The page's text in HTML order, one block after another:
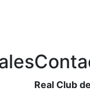
Real Club